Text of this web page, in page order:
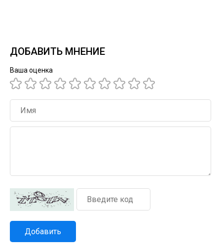
ДОБАВИТЬ МНЕНИЕ
Ваша оценка
Добавить